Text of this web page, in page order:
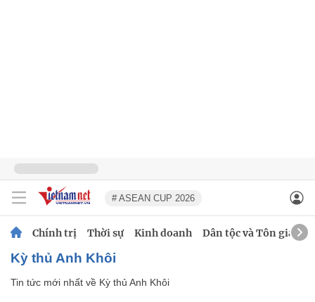
# ASEAN CUP 2026
Chính trị Thời sự Kinh doanh Dân tộc và Tôn giáo
Kỳ thủ Anh Khôi
Tin tức mới nhất về Kỳ thủ Anh Khôi